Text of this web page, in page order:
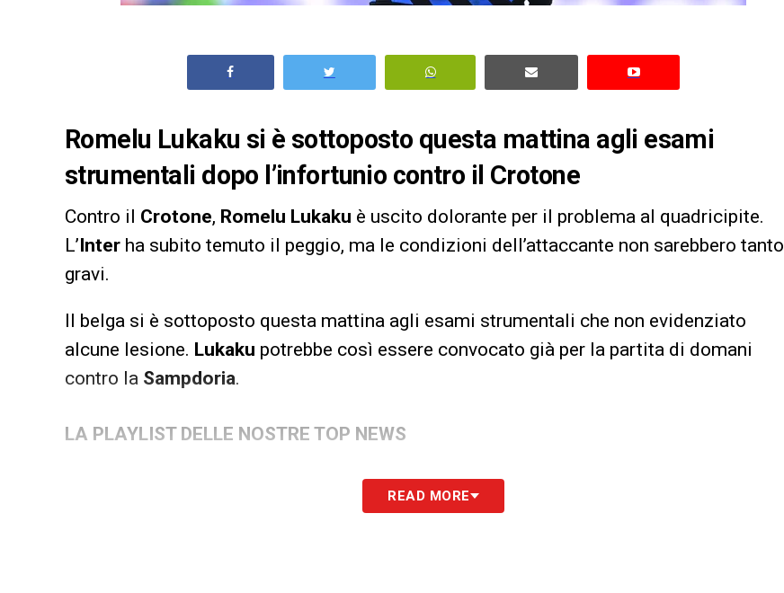
Romelu Lukaku si è sottoposto questa mattina agli esami
strumentali dopo l’infortunio contro il Crotone
Contro il Crotone, Romelu Lukaku è uscito dolorante per il problema al quadricipite.
L’Inter ha subito temuto il peggio, ma le condizioni dell’attaccante non sarebbero tanto
gravi.
Il belga si è sottoposto questa mattina agli esami strumentali che non evidenziato
alcune lesione. Lukaku potrebbe così essere convocato già per la partita di domani
contro la Sampdoria.
LA PLAYLIST DELLE NOSTRE TOP NEWS
READ MORE